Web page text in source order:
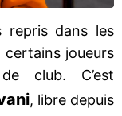
repris dans les
certains joueurs
club. C’est
, libre depuis